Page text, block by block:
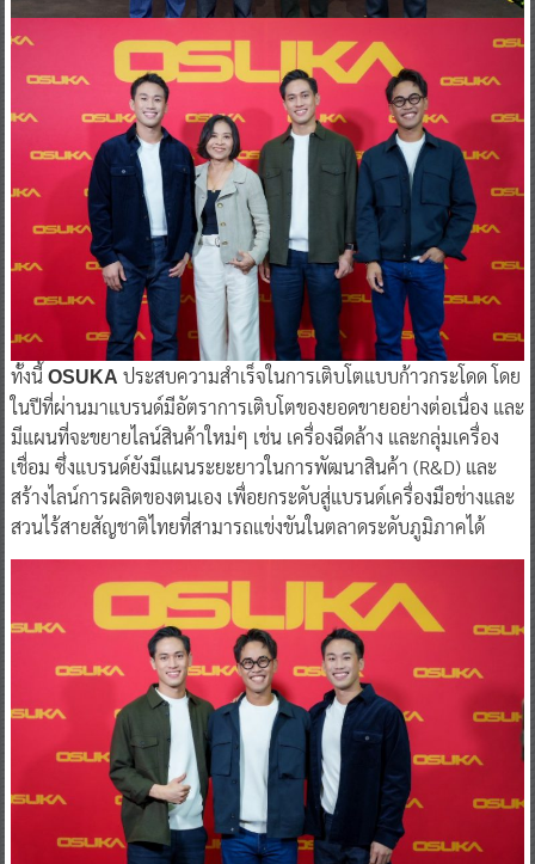
ทั้งนี้ OSUKA ประสบความสำเร็จในการเติบโตแบบก้าวกระโดด โดย
ในปีที่ผ่านมาแบรนด์มีอัตราการเติบโตของยอดขายอย่างต่อเนื่อง และ
มีแผนที่จะขยายไลน์สินค้าใหม่ๆ เช่น เครื่องฉีดล้าง และกลุ่มเครื่อง
เชื่อม ซึ่งแบรนด์ยังมีแผนระยะยาวในการพัฒนาสินค้า (R&D) และ
สร้างไลน์การผลิตของตนเอง เพื่อยกระดับสู่แบรนด์เครื่องมือช่างและ
สวนไร้สายสัญชาติไทยที่สามารถแข่งขันในตลาดระดับภูมิภาคได้